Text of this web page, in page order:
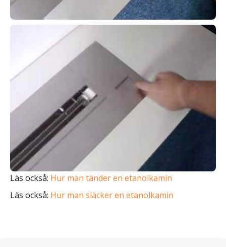
Läs också: Hur man tänder en etanolkamin
Läs också: Hur man släcker en etanolkamin